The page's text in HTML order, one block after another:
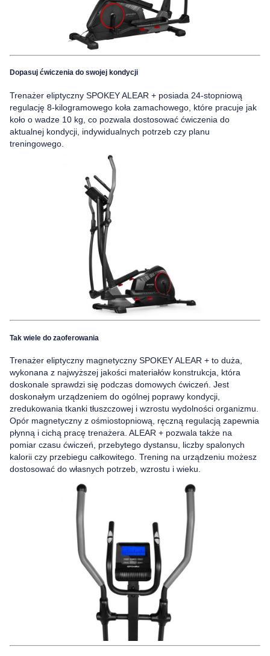
Dopasuj ćwiczenia do swojej kondycji
Trenażer eliptyczny SPOKEY ALEAR + posiada 24-stopniową
regulację 8-kilogramowego koła zamachowego, które pracuje jak
koło o wadze 10 kg, co pozwala dostosować ćwiczenia do
aktualnej kondycji, indywidualnych potrzeb czy planu
treningowego.
Tak wiele do zaoferowania
Trenażer eliptyczny magnetyczny SPOKEY ALEAR + to duża,
wykonana z najwyższej jakości materiałów konstrukcja, która
doskonale sprawdzi się podczas domowych ćwiczeń. Jest
doskonałym urządzeniem do ogólnej poprawy kondycji,
zredukowania tkanki tłuszczowej i wzrostu wydolności organizmu.
Opór magnetyczny z ośmiostopniową, ręczną regulacją zapewnia
płynną i cichą pracę trenażera. ALEAR + pozwala także na
pomiar czasu ćwiczeń, przebytego dystansu, liczby spalonych
kalorii czy przebiegu całkowitego. Trening na urządzeniu możesz
dostosować do własnych potrzeb, wzrostu i wieku.